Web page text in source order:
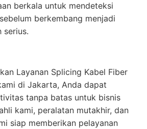
berkala untuk mendeteksi
berkembang menjadi
serius.
Layanan Splicing Kabel Fiber
di Jakarta, Anda dapat
tanpa batas untuk bisnis
kami, peralatan mutakhir, dan
siap memberikan pelayanan